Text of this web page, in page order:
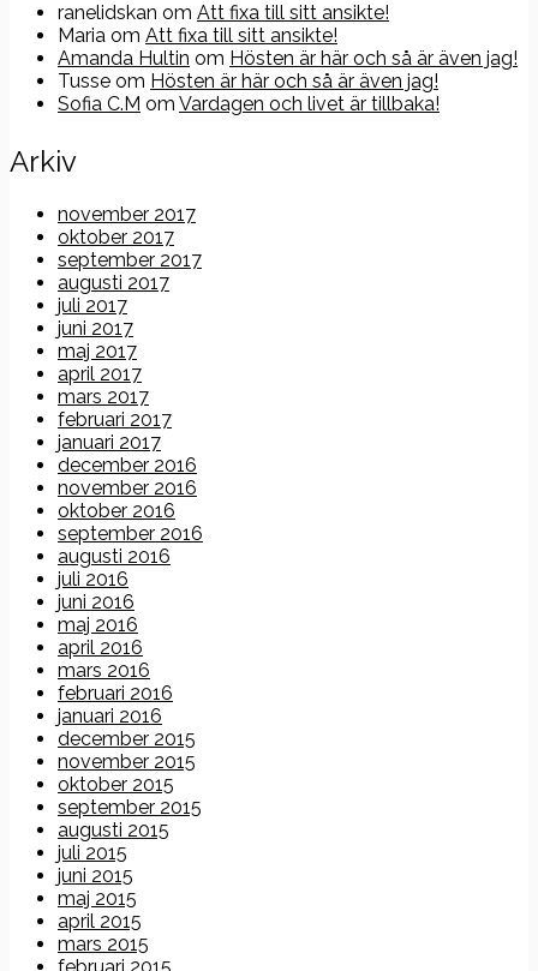
ranelidskan om Att fixa till sitt ansikte!
Maria om Att fixa till sitt ansikte!
Amanda Hultin om Hösten är här och så är även jag!
Tusse om Hösten är här och så är även jag!
Sofia C.M om Vardagen och livet är tillbaka!
Arkiv
november 2017
oktober 2017
september 2017
augusti 2017
juli 2017
juni 2017
maj 2017
april 2017
mars 2017
februari 2017
januari 2017
december 2016
november 2016
oktober 2016
september 2016
augusti 2016
juli 2016
juni 2016
maj 2016
april 2016
mars 2016
februari 2016
januari 2016
december 2015
november 2015
oktober 2015
september 2015
augusti 2015
juli 2015
juni 2015
maj 2015
april 2015
mars 2015